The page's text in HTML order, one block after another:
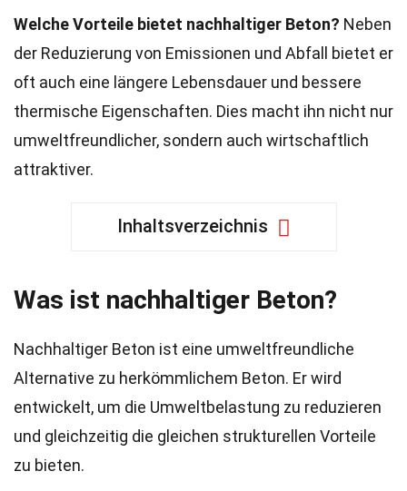
Welche Vorteile bietet nachhaltiger Beton? Neben
der Reduzierung von Emissionen und Abfall bietet er
oft auch eine längere Lebensdauer und bessere
thermische Eigenschaften. Dies macht ihn nicht nur
umweltfreundlicher, sondern auch wirtschaftlich
attraktiver.
Inhaltsverzeichnis
Was ist nachhaltiger Beton?
Nachhaltiger Beton ist eine umweltfreundliche
Alternative zu herkömmlichem Beton. Er wird
entwickelt, um die Umweltbelastung zu reduzieren
und gleichzeitig die gleichen strukturellen Vorteile
zu bieten.